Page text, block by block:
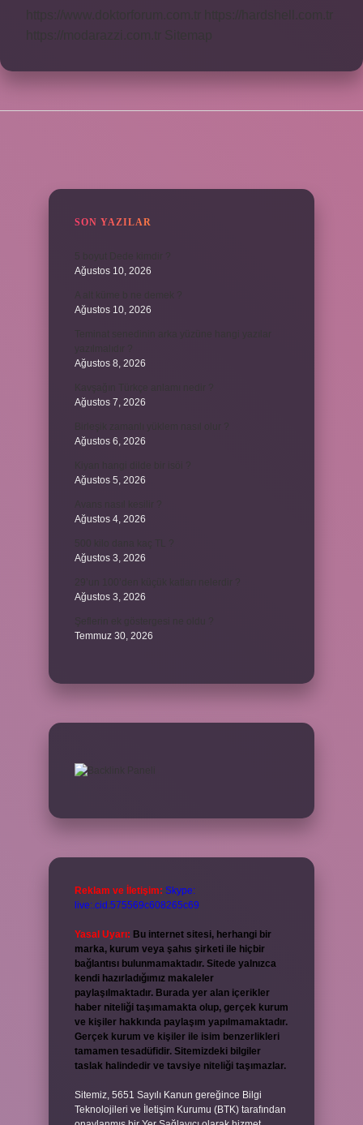
SON YAZILAR
Ağustos 10, 2026
Ağustos 10, 2026
Ağustos 8, 2026
Ağustos 7, 2026
Ağustos 6, 2026
Ağustos 5, 2026
Ağustos 4, 2026
Ağustos 3, 2026
Ağustos 3, 2026
Temmuz 30, 2026
Reklam ve İletişim: Skype:
live:.cid.575569c608265c69
Yasal Uyarı: Bu internet sitesi, herhangi bir
marka, kurum veya şahıs şirketi ile hiçbir
bağlantısı bulunmamaktadır. Sitede yalnızca
kendi hazırladığımız makaleler
paylaşılmaktadır. Burada yer alan içerikler
haber niteliği taşımamakta olup, gerçek kurum
ve kişiler hakkında paylaşım yapılmamaktadır.
Gerçek kurum ve kişiler ile isim benzerlikleri
tamamen tesadüfidir. Sitemizdeki bilgiler
taslak halindedir ve tavsiye niteliği taşımazlar.
Sitemiz, 5651 Sayılı Kanun gereğince Bilgi
Teknolojileri ve İletişim Kurumu (BTK) tarafından